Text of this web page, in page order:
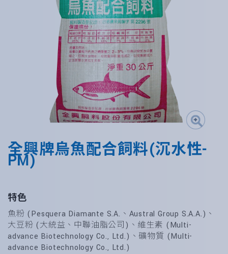
全興牌烏魚配合飼料(沉水性-
PM)
特色
魚粉 (Pesquera Diamante S.A.、Austral Group S.A.A.)、
大豆粉 (大統益、中聯油脂公司)、維生素 (Multi-
advance Biotechnology Co., Ltd.)、礦物質 (Multi-
advance Biotechnology Co., Ltd.)